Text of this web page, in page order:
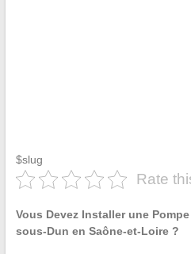
$slug
Rate
Vous Devez Installer une
sous-Dun en Saône-et-Loire ?